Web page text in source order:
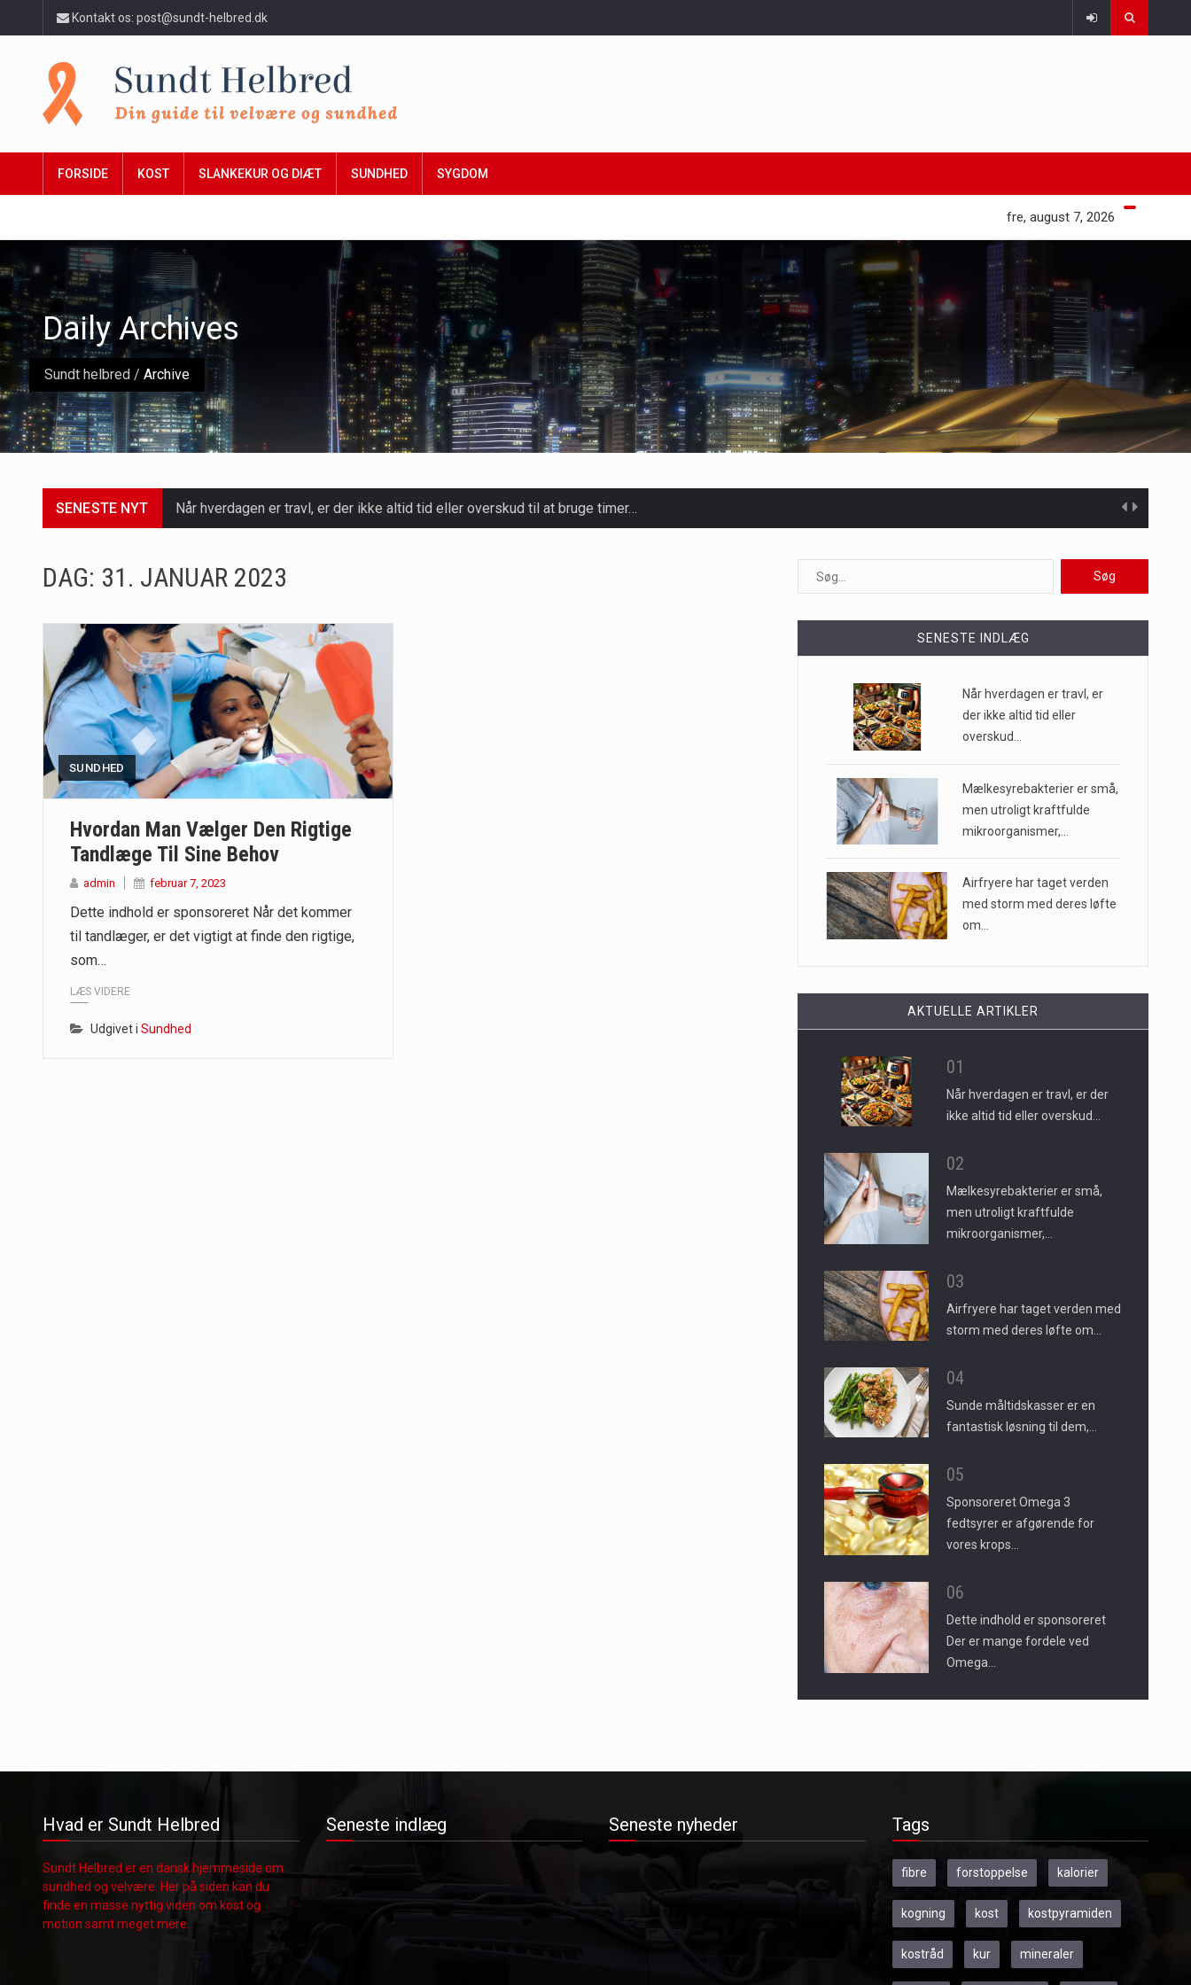
Kontakt os: post@sundt-helbred.dk
FORSIDE KOST SLANKEKUR OG DIÆT SUNDHED SYGDOM
fre, august 7, 2026
Sundt helbred / Archive
Daily Archives
SENESTE NYT Når hverdagen er travl, er der ikke altid tid eller overskud til at bruge timer…
Mælkesyrebakterier er små, men utroligt kraftfulde mikroorganismer, der spiller en afgørende rolle i at opretholde…
Irritabel tyktarm (Irritable Bowel Syndrome, IBS) er en udbredt fordøjelseslidelse, der påvirker millioner af mennesker…
Padel er en sport, der er blevet stadig mere populær over hele verden på grund…
Massagestole er ikke længere forbeholdt luksuriøse spaer og wellnesscentre - de er nu tilgængelige til…
Airfryere har taget verden med storm med deres løfte om at tilberede sprøde og lækre…
Saunaer har været en del af forskellige kulturer i årtusinder, og deres sundhedsmæssige fordele er…
Når det kommer til sundhed og velvære, er der konstante strømme af nye trends og…
Sunde måltidskasser er en fantastisk løsning til dem, der ønsker at opretholde en sund livsstil…
DAG: 31. JANUAR 2023
SUNDHED
Hvordan Man Vælger Den Rigtige
Tandlæge Til Sine Behov
admin februar 7, 2023
Dette indhold er sponsoreret Når det kommer
til tandlæger, er det vigtigt at finde den rigtige,
som…
LÆS VIDERE
Udgivet i Sundhed
SENESTE INDLÆG
Når hverdagen er travl, er
der ikke altid tid eller
overskud…
Mælkesyrebakterier er små,
men utroligt kraftfulde
mikroorganismer,…
Airfryere har taget verden
med storm med deres løfte
om…
AKTUELLE ARTIKLER
01
Når hverdagen er travl, er der
ikke altid tid eller overskud…
02
Mælkesyrebakterier er små,
men utroligt kraftfulde
mikroorganismer,…
03
Airfryere har taget verden med
storm med deres løfte om…
04
Sunde måltidskasser er en
fantastisk løsning til dem,…
05
Sponsoreret Omega 3
fedtsyrer er afgørende for
vores krops…
06
Dette indhold er sponsoreret
Der er mange fordele ved
Omega…
Hvad er Sundt Helbred
Sundt Helbred er en dansk hjemmeside om
sundhed og velvære. Her på siden kan du
finde en masse nyttig viden om kost og
motion samt meget mere.
Seneste indlæg Seneste nyheder Tags
fibre forstoppelse kalorier
kogning kost kostpyramiden
kostråd kur mineraler